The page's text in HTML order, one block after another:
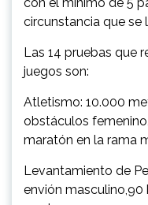
circunstancia que se
Las 14 pruebas que
juegos son:
Atletismo: 10.000
obstáculos
maratón en la rama
Levantamiento de
envión masculino,90